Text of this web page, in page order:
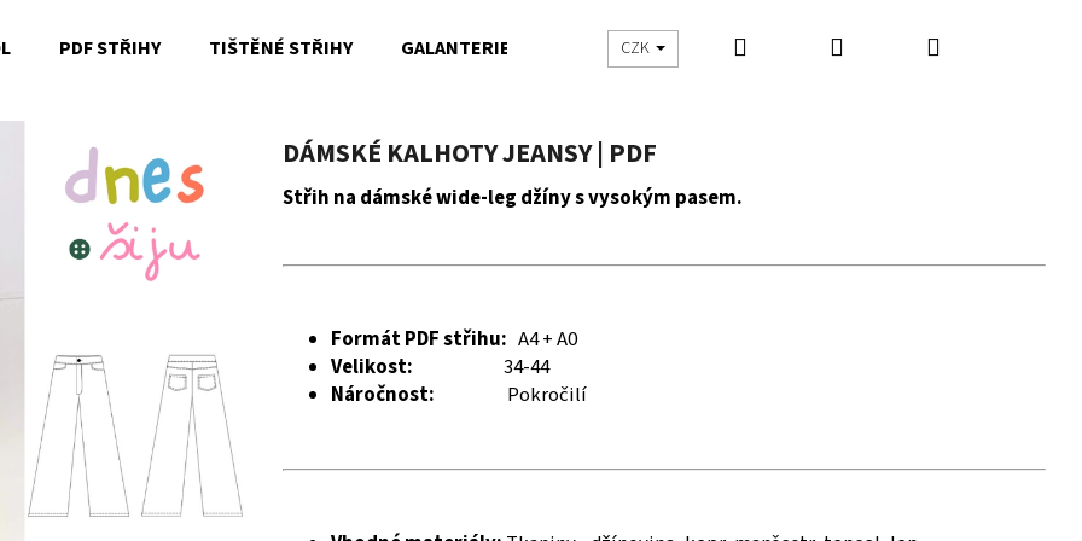
PDF STŘIHY TIŠTĚNÉ STŘIHY GALANTERIE ŠIJEME S DNES ŠIJU
CZK Hledat PřihlášeníNákupní
DÁMSKÉ KALHOTY JEANSY | PDF
Střih na dámské wide-leg džíny s vysokým pasem.
Formát PDF střihu: A4 + A0
Velikost: 34-44
Náročnost: Pokročilí
Co potřebujete najít?